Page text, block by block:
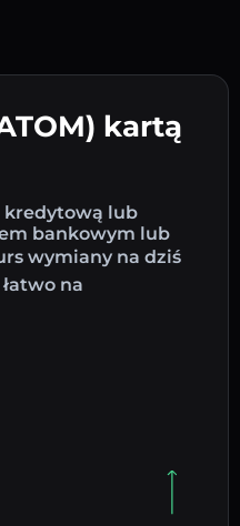
kartą
kredytową lub
bankowym lub
wymiany na dziś
na